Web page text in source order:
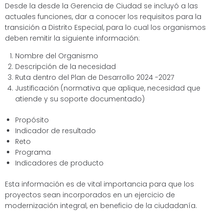
Desde la desde la Gerencia de Ciudad se incluyó a las
actuales funciones, dar a conocer los requisitos para la
transición a Distrito Especial, para lo cual los organismos
deben remitir la siguiente información:
Nombre del Organismo
Descripción de la necesidad
Ruta dentro del Plan de Desarrollo 2024 -2027
Justificación (normativa que aplique, necesidad que
atiende y su soporte documentado)
Propósito
Indicador de resultado
Reto
Programa
Indicadores de producto
Esta información es de vital importancia para que los
proyectos sean incorporados en un ejercicio de
modernización integral, en beneficio de la ciudadanía.